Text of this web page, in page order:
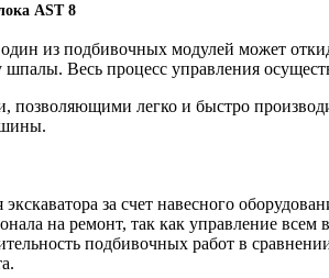
AST 8
из подбивочных модулей может
Весь процесс управления
позволяющими легко и быстро
за счет навесного
на ремонт, так как управление
подбивочных работ в